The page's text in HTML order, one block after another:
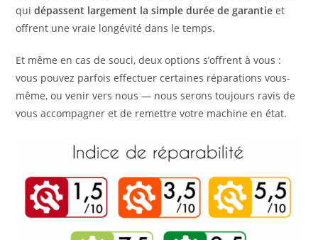
quidépassent largement la simple durée de garantie et
offrent une vraie longévité dans le temps.
Et même en cas de souci, deux options s’offrent à vous :
vous pouvez parfois effectuer certaines réparations vous-
même, ou venir vers nous — nous serons toujours ravis de
vous accompagner et de remettre votre machine en état.